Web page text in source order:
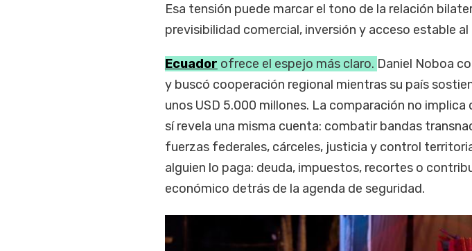
Esa tensión puede marcar el tono de la relación
previsibilidad comercial, inversión y acceso estable
Ecuador ofrece el espejo más claro. Daniel Noboa
y buscó cooperación regional mientras su país
unos USD 5.000 millones. La comparación no
sí revela una misma cuenta: combatir bandas
fuerzas federales, cárceles, justicia y control
alguien lo paga: deuda, impuestos, recortes o
económico detrás de la agenda de seguridad.